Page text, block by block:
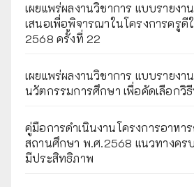
เผยแพร่ผลงานวิชาการ แบบรายงา
เสนอเพื่อพิจารณาในโครงการครูดี
2568 ครั้งที่ 22
เผยแพร่ผลงานวิชาการ แบบรายงา
นวัตกรรมการศึกษา เพื่อคัดเลือกวิ
คู่มือการดำเนินงานโครงการอาหา
สถานศึกษา พ.ศ.2568 แนวทางคร
มีประสิทธิภาพ